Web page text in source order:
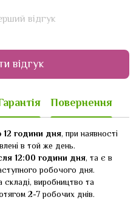
відгук
відгук
Повернення
12 години дня, при наявності
в той же день.
12:00 години дня, та є в
робочого дня.
складі, виробництво та
2-7 робочих днів.